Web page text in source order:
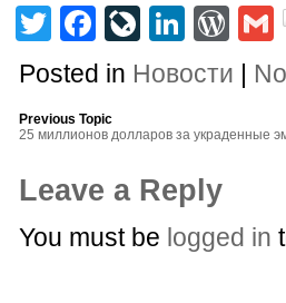
TwitterFacebook
Posted in Новости |
Previous Topic
25 миллионов долларов за украденные
Leave a Reply
You must be logged in